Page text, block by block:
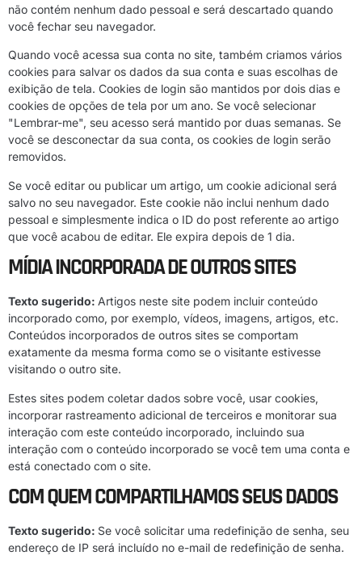
não contém nenhum dado pessoal e será descartado quando
você fechar seu navegador.
Quando você acessa sua conta no site, também criamos vários
cookies para salvar os dados da sua conta e suas escolhas de
exibição de tela. Cookies de login são mantidos por dois dias e
cookies de opções de tela por um ano. Se você selecionar
"Lembrar-me", seu acesso será mantido por duas semanas. Se
você se desconectar da sua conta, os cookies de login serão
removidos.
Se você editar ou publicar um artigo, um cookie adicional será
salvo no seu navegador. Este cookie não inclui nenhum dado
pessoal e simplesmente indica o ID do post referente ao artigo
que você acabou de editar. Ele expira depois de 1 dia.
MÍDIA INCORPORADA DE OUTROS SITES
Texto sugerido: Artigos neste site podem incluir conteúdo
incorporado como, por exemplo, vídeos, imagens, artigos, etc.
Conteúdos incorporados de outros sites se comportam
exatamente da mesma forma como se o visitante estivesse
visitando o outro site.
Estes sites podem coletar dados sobre você, usar cookies,
incorporar rastreamento adicional de terceiros e monitorar sua
interação com este conteúdo incorporado, incluindo sua
interação com o conteúdo incorporado se você tem uma conta e
está conectado com o site.
COM QUEM COMPARTILHAMOS SEUS DADOS
Texto sugerido: Se você solicitar uma redefinição de senha, seu
endereço de IP será incluído no e-mail de redefinição de senha.